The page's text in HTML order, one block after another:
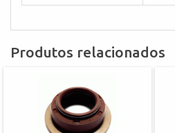
Produtos relacionados